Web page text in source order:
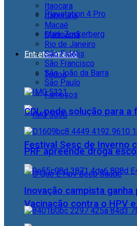
Playstation 4 Pro
Mark Zuckerberg
Entretenimento
Todos
Famosos
Festival Sesc de Inverno
Vacinação contra o HPV
Itaocara
Itaperuna
Macaé
Quissamã
Rio de Janeiro
São Fidélis
São Francisco
São João da Barra
São Paulo
CDL pede solução para
PRF apreende droga
Inovação campista ganha